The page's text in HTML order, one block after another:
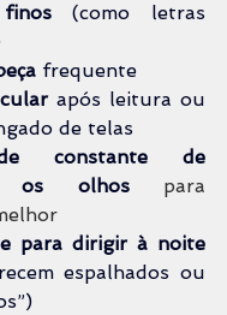
(como letras
frequente
após leitura ou
de telas
constante de
os olhos para
para dirigir à noite
espalhados ou